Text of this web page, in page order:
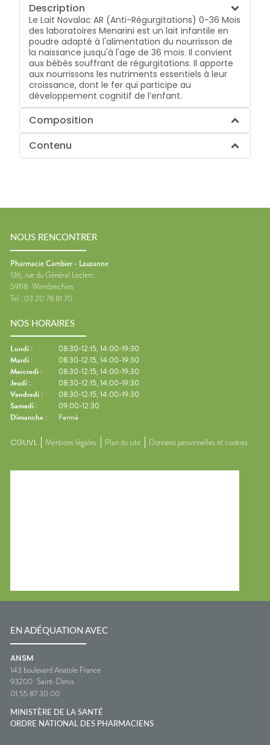
Description
Le Lait Novalac AR (Anti-Régurgitations) 0-36 Mois
des laboratoires Menarini est un lait infantile en
poudre adapté à l'alimentation du nourrisson de
la naissance jusqu'à l'age de 36 mois. Il convient
aux bébés souffrant de régurgitations. Il apporte
aux nourrissons les nutriments essentiels à leur
croissance, dont le fer qui participe au
développement cognitif de l’enfant.
Composition
Contenu
NOUS RENCONTRER
Pharmacie Cambier - Lauzanne
136, rue du Général Leclerc
59118 Wambrechies
Tel : 03 20 78 81 70
NOS HORAIRES
Lundi :
08:30-12:15, 14:00-19:30
Mardi :
08:30-12:15, 14:00-19:30
Mercredi :
08:30-12:15, 14:00-19:30
Jeudi :
08:30-12:15, 14:00-19:30
Vendredi :
08:30-12:15, 14:00-19:30
Samedi :
09:00-12:30
Dimanche : Fermé
CGUVL Mentions légales Plan du site Données personnelles et cookies
EN ADÉQUATION AVEC
ANSM
143 boulevard Anatole France
93200 Saint-Denis
01 55 87 30 00
MINISTÈRE DE LA SANTÉ
ORDRE NATIONAL DES PHARMACIENS